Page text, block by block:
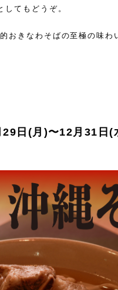
てもどうぞ。
おきなわそばの至極の味わ
日(月)〜12月31日(